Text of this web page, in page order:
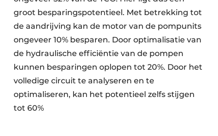
groot besparingspotentieel. Met betrekking tot
de aandrijving kan de motor van de pompunits
ongeveer 10% besparen. Door optimalisatie van
de hydraulische efficiëntie van de pompen
kunnen besparingen oplopen tot 20%. Door het
volledige circuit te analyseren en te
optimaliseren, kan het potentieel zelfs stijgen
tot 60%